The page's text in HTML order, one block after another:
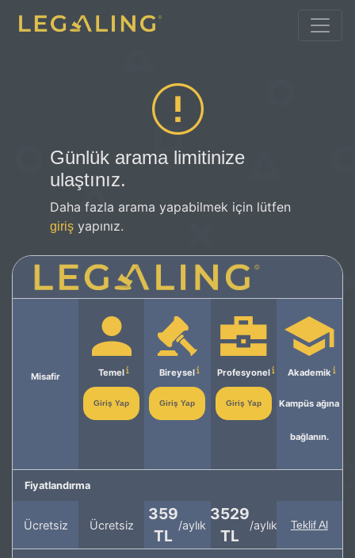
Günlük arama limitinize
ulaştınız.
Daha fazla arama yapabilmek için lütfen
giriş yapınız.
Misafir Temel
Giriş Yap
Bireysel
Giriş Yap
Profesyonel
Giriş Yap
Akademik
Kampüs ağına
bağlanın.
Fiyatlandırma
Ücretsiz Ücretsiz
359
TL
/aylık
3529
TL
/aylık Teklif Al